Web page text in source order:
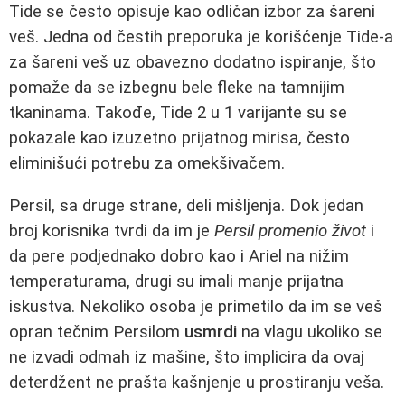
Tide se često opisuje kao odličan izbor za šareni
veš. Jedna od čestih preporuka je korišćenje Tide-a
za šareni veš uz obavezno dodatno ispiranje, što
pomaže da se izbegnu bele fleke na tamnijim
tkaninama. Takođe, Tide 2 u 1 varijante su se
pokazale kao izuzetno prijatnog mirisa, često
eliminišući potrebu za omekšivačem.
Persil, sa druge strane, deli mišljenja. Dok jedan
broj korisnika tvrdi da im je Persil promenio život i
da pere podjednako dobro kao i Ariel na nižim
temperaturama, drugi su imali manje prijatna
iskustva. Nekoliko osoba je primetilo da im se veš
opran tečnim Persilom usmrdi na vlagu ukoliko se
ne izvadi odmah iz mašine, što implicira da ovaj
deterdžent ne prašta kašnjenje u prostiranju veša.